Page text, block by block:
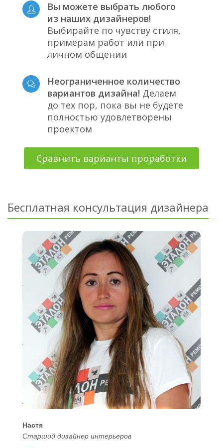
Вы можете выбрать любого
из наших дизайнеров!
Выбирайте по чувству стиля,
примерам работ или при
личном общении
Неограниченное количество
вариантов дизайна! Делаем
до тех пор, пока вы не будете
полностью удовлетворены
проектом
Сравнить варианты проработки
Бесплатная консультация дизайнера
Настя
Старший дизайнер интерьеров